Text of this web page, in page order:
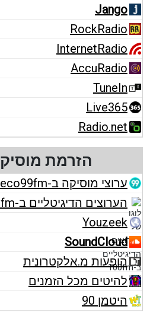
Jango
RockRadio
InternetRadio
AccuRadio
TuneIn
Live365
Radio.net
הזרמת
ערוצי מוסיקה ב-eco99fm
הערוצים הדיגיטליים ב-100fm
Youzeek
SoundCloud
הופעות מ.אלקטרונית
להיטים מכל הזמנים
היטמן 90